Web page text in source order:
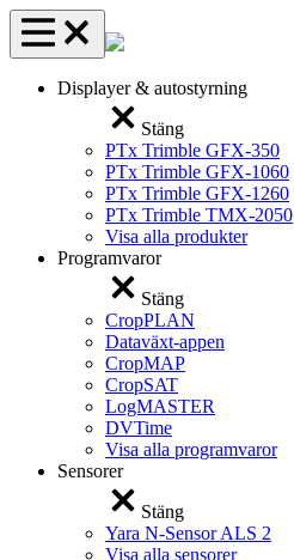
Displayer & autostyrning
Stäng
PTx Trimble GFX-350
PTx Trimble GFX-1060
PTx Trimble GFX-1260
PTx Trimble TMX-2050
Visa alla produkter
Programvaror
Stäng
CropPLAN
Dataväxt-appen
CropMAP
CropSAT
LogMASTER
DVTime
Visa alla programvaror
Sensorer
Stäng
Yara N-Sensor ALS 2
Visa alla sensorer